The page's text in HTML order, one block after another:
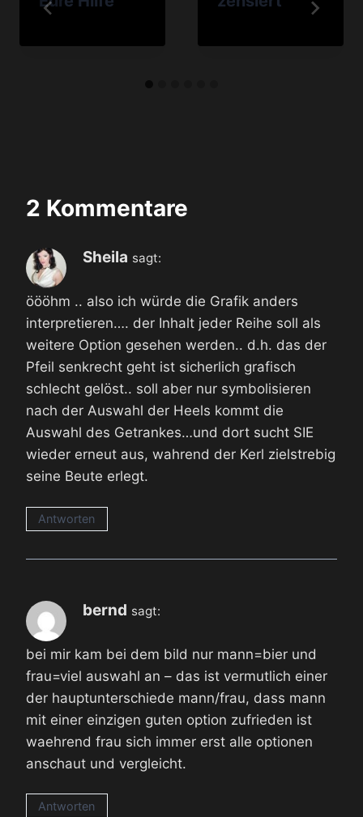
2 Kommentare
Sheila sagt:
öööhm .. also ich würde die Grafik anders
interpretieren…. der Inhalt jeder Reihe soll als
weitere Option gesehen werden.. d.h. das der
Pfeil senkrecht geht ist sicherlich grafisch
schlecht gelöst.. soll aber nur symbolisieren
nach der Auswahl der Heels kommt die
Auswahl des Getrankes…und dort sucht SIE
wieder erneut aus, wahrend der Kerl zielstrebig
seine Beute erlegt.
Antworten
bernd sagt:
bei mir kam bei dem bild nur mann=bier und
frau=viel auswahl an – das ist vermutlich einer
der hauptunterschiede mann/frau, dass mann
mit einer einzigen guten option zufrieden ist
waehrend frau sich immer erst alle optionen
anschaut und vergleicht.
Antworten